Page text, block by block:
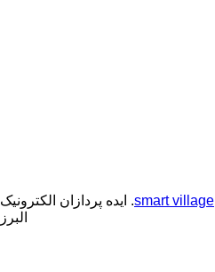
smart village. All Rights Reserved. ایده پردازان الکترونیک
البرز